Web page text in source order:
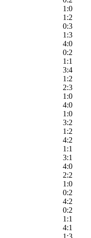
1:0
1:2
0:3
1:3
4:0
0:2
1:1
3:4
1:2
2:3
1:0
4:0
1:0
3:2
1:2
4:2
1:1
3:1
4:0
2:2
1:0
0:2
4:2
0:2
1:1
4:1